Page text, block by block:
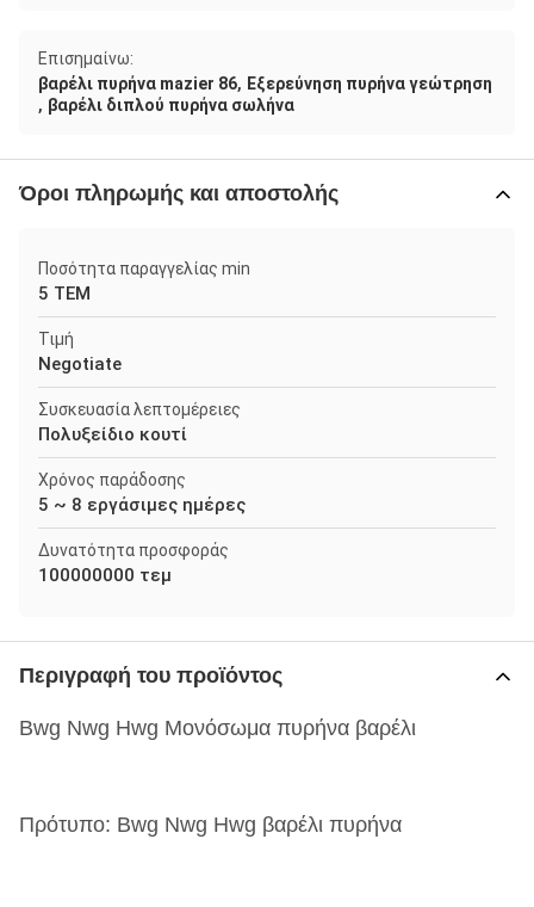
Επισημαίνω:
βαρέλι πυρήνα mazier 86, Εξερεύνηση πυρήνα γεώτρηση
, βαρέλι διπλού πυρήνα σωλήνα
Όροι πληρωμής και αποστολής
Ποσότητα παραγγελίας min
5 ΤΕΜ
Τιμή
Negotiate
Συσκευασία λεπτομέρειες
Πολυξείδιο κουτί
Χρόνος παράδοσης
5 ~ 8 εργάσιμες ημέρες
Δυνατότητα προσφοράς
100000000 τεμ
Περιγραφή του προϊόντος
Bwg Nwg Hwg Μονόσωμα πυρήνα βαρέλι
Πρότυπο: Bwg Nwg Hwg βαρέλι πυρήνα